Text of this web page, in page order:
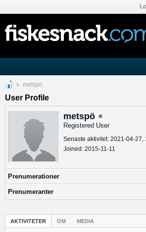
metspö
User Profile
metspö
Registered User
Senaste aktivitet: 2021-04-27,
Joined: 2015-11-11
Prenumerationer
Prenumeranter
AKTIVITETER OM MEDIA